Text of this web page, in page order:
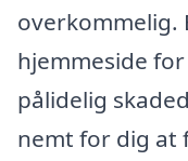
overkommelig.
hjemmeside
pålidelig
nemt for dig at